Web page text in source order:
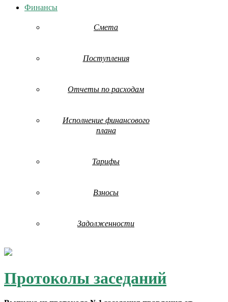
Финансы
Смета
Поступления
Отчеты по расходам
Исполнение финансового
плана
Тарифы
Взносы
Задолженности
Протоколы заседаний